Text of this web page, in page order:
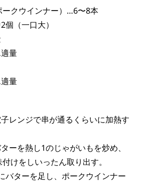
ークウインナー）…6〜8本
個（一口大）
量
量
レンジで串が通るくらいに加熱す
ーを熱し1のじゃがいもを炒め、
けをしいったん取り出す。
バターを足し、ポークウインナー